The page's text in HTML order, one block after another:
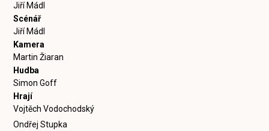
Jiří Mádl
Scénář
Jiří Mádl
Kamera
Martin Žiaran
Hudba
Simon Goff
Hrají
Vojtěch Vodochodský
Ondřej Stupka